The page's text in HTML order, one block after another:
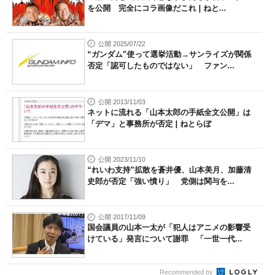
を公開 完全にコラ画像だこれ | ねと...
公開 2025/07/22
“ガンダム”使って選挙活動→サンライズが関係
否定「認可したものではない」 ファン...
公開 2013/11/03
ネットに流れる「山本太郎の手紙全文公開」は
「デマ」と事務所が否定 | ねとらぼ
公開 2023/11/10
“れいわ支持”拡散を蒼井優、山本美月、加藤清
史郎が否定「強い憤り」 党側は関与を...
公開 2017/11/09
国会議員の山本一太が「犯人はアニメの影響受
けている」発言について謝罪 「一世一代...
Recommended by